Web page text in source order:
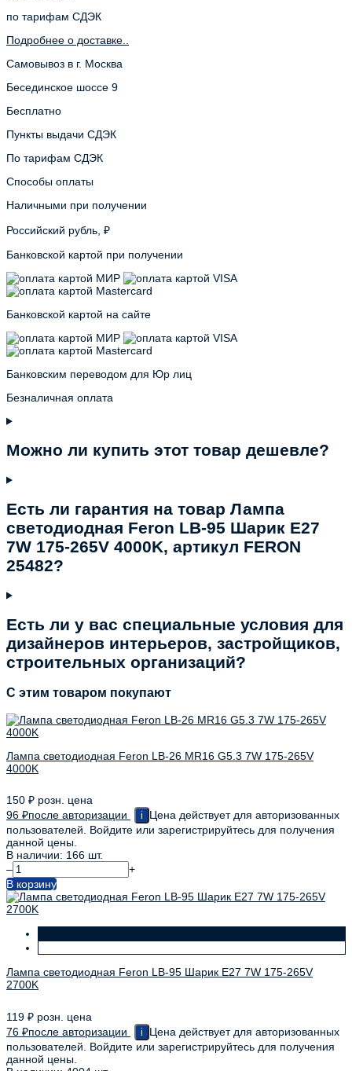
по тарифам СДЭК
Подробнее о доставке..
Самовывоз в г. Москва
Бесединское шоссе 9
Бесплатно
Пункты выдачи СДЭК
По тарифам СДЭК
Способы оплаты
Наличными при получении
Российский рубль, ₽
Банковской картой при получении
Банковской картой на сайте
Банковским переводом для Юр лиц
Безналичная оплата
Можно ли купить этот товар дешевле?
Есть ли гарантия на товар Лампа
светодиодная Feron LB-95 Шарик E27
7W 175-265V 4000K, артикул FERON
25482?
Есть ли у вас специальные условия для
дизайнеров интерьеров, застройщиков,
строительных организаций?
C этим товаром покупают
Лампа светодиодная Feron LB-26 MR16 G5.3 7W 175-265V
4000K
150 ₽ розн. цена
96 ₽после авторизации i
Цена действует для авторизованных
пользователей. Войдите или зарегистрируйтесь для получения
данной цены.
В наличии: 166 шт.
–
+
В корзину
Лампа светодиодная Feron LB-95 Шарик E27 7W 175-265V
2700K
119 ₽ розн. цена
76 ₽после авторизации i
Цена действует для авторизованных
пользователей. Войдите или зарегистрируйтесь для получения
данной цены.